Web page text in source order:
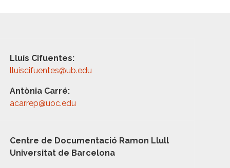
Lluís Cifuentes:
lluiscifuentes@ub.edu
Antònia Carré:
acarrep@uoc.edu
Centre de Documentació Ramon Llull
Universitat de Barcelona